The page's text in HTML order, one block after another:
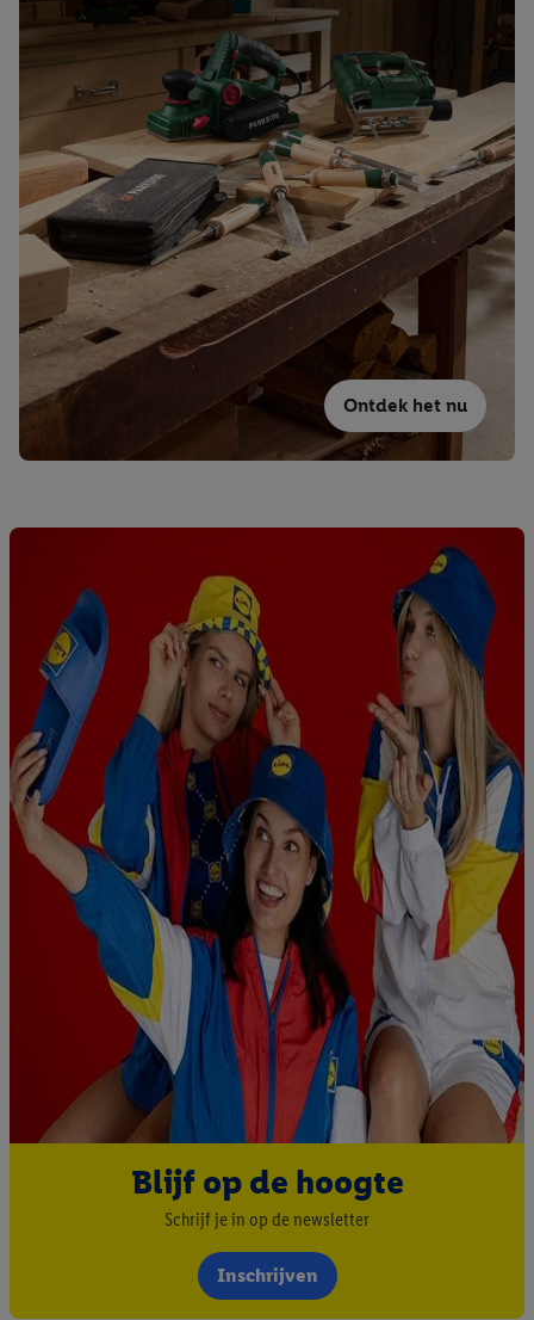
Ontdek het nu
Blijf op de hoogte
Schrijf je in op de newsletter
Inschrijven